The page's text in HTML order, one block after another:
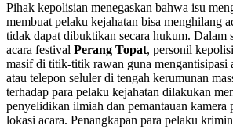
Pihak kepolisian menegaskan bahwa isu
membuat pelaku kejahatan bisa menghilang
tidak dapat dibuktikan secara hukum. Dalam
acara festival Perang Topat, personil
masif di titik-titik rawan guna mengantisipasi
atau telepon seluler di tengah kerumunan
terhadap para pelaku kejahatan dilakukan
penyelidikan ilmiah dan pemantauan kamera
lokasi acara. Penangkapan para pelaku